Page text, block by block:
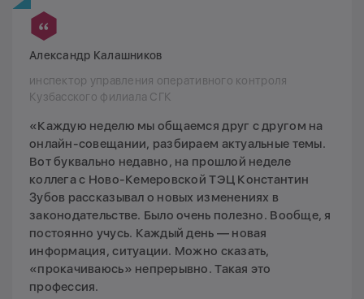
Александр Калашников
инспектор управления оперативного контроля
Кузбасского филиала СГК
«Каждую неделю мы общаемся друг с другом на
онлайн-совещании, разбираем актуальные темы.
Вот буквально недавно, на прошлой неделе
коллега с Ново-Кемеровской ТЭЦ Константин
Зубов рассказывал о новых изменениях в
законодательстве. Было очень полезно. Вообще, я
постоянно учусь. Каждый день — новая
информация, ситуации. Можно сказать,
«прокачиваюсь» непрерывно. Такая это
профессия.